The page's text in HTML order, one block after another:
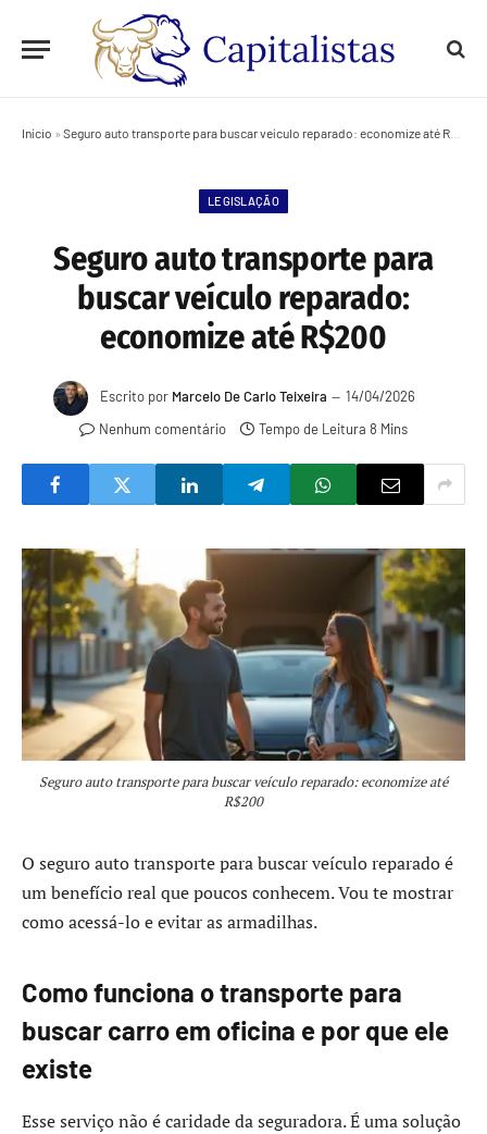
Início » Seguro auto transporte para buscar veículo reparado: economize até R$200
LEGISLAÇÃO
Seguro auto transporte para
buscar veículo reparado:
economize até R$200
Escrito por Marcelo De Carlo Teixeira
14/04/2026
Nenhum comentário
Tempo de Leitura 8 Mins
Seguro auto transporte para buscar veículo reparado: economize até
R$200
O seguro auto transporte para buscar veículo reparado é
um benefício real que poucos conhecem. Vou te mostrar
como acessá-lo e evitar as armadilhas.
Como funciona o transporte para
buscar carro em oficina e por que ele
existe
Esse serviço não é caridade da seguradora. É uma solução